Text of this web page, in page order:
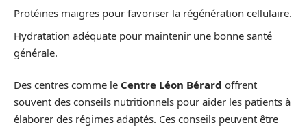
Protéines maigres pour favoriser la régénération cellulaire.
Hydratation adéquate pour maintenir une bonne santé
générale.
Des centres comme le Centre Léon Bérard offrent
souvent des conseils nutritionnels pour aider les patients à
élaborer des régimes adaptés. Ces conseils peuvent être